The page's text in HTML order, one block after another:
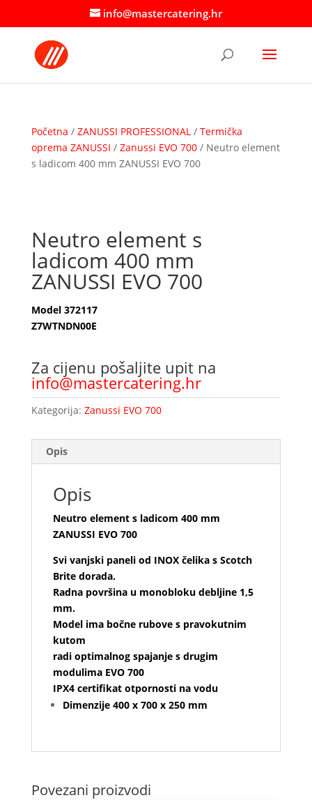
info@mastercatering.hr
Početna / ZANUSSI PROFESSIONAL / Termička
oprema ZANUSSI / Zanussi EVO 700/ Neutro element
s ladicom 400 mm ZANUSSI EVO 700
Neutro element s
ladicom 400 mm
ZANUSSI EVO 700
Model 372117
Z7WTNDN00E
Za cijenu pošaljite upit na
info@mastercatering.hr
Kategorija: Zanussi EVO 700
Opis
Opis
Neutro element s ladicom 400 mm
ZANUSSI EVO 700
Svi vanjski paneli od INOX čelika s Scotch
Brite dorada.
Radna površina u monobloku debljine 1,5
mm.
Model ima bočne rubove s pravokutnim
kutom
radi optimalnog spajanje s drugim
modulima EVO 700
IPX4 certifikat otpornosti na vodu
Dimenzije 400 x 700 x 250 mm
Povezani proizvodi